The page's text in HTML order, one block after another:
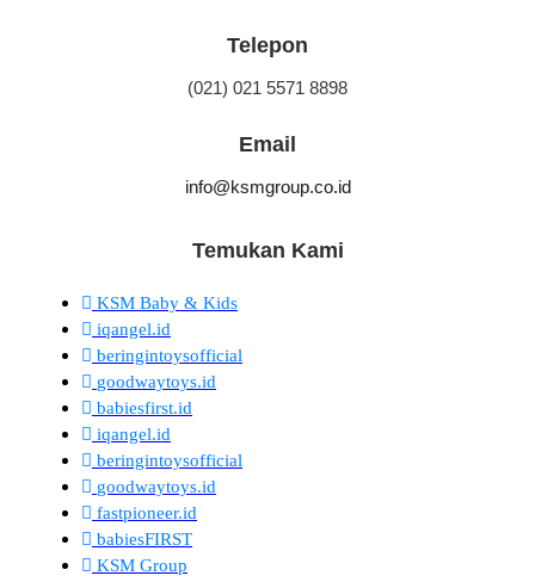
Telepon
(021) 021 5571 8898
Email
info@ksmgroup.co.id
Temukan Kami
KSM Baby & Kids
iqangel.id
beringintoysofficial
goodwaytoys.id
babiesfirst.id
iqangel.id
beringintoysofficial
goodwaytoys.id
fastpioneer.id
babiesFIRST
KSM Group